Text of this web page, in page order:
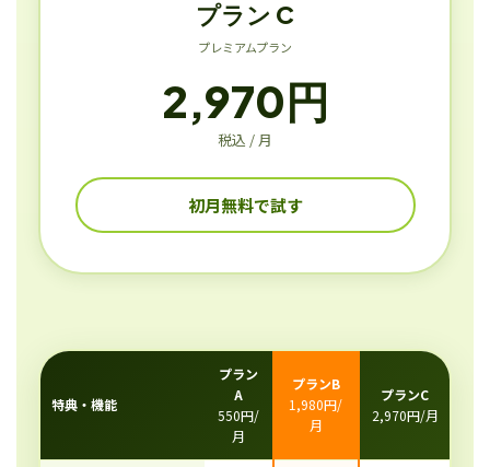
プラン C
プレミアムプラン
2,970円
税込 / 月
初月無料で試す
特典・機能
プラン
A
550円/
月
プランB
1,980円/
月
プランC
2,970円/月